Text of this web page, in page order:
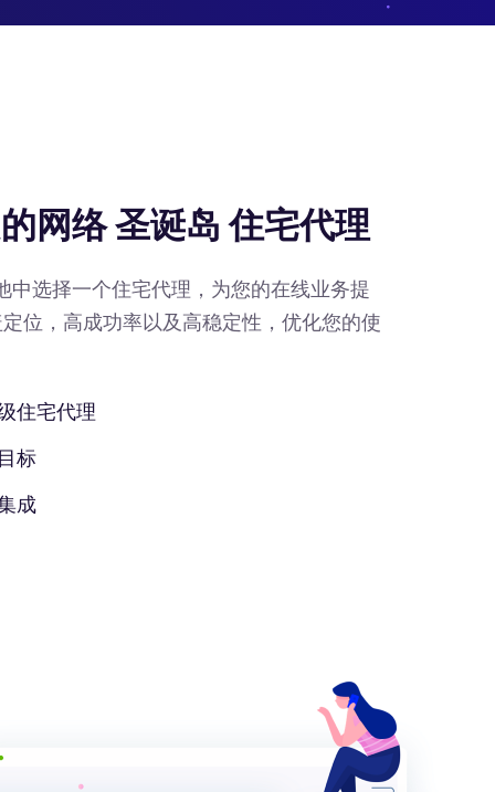
网络 圣诞岛 住宅代理
选择一个住宅代理，为您的在线业务提
位，高成功率以及高稳定性，优化您的使
住宅代理
标
成